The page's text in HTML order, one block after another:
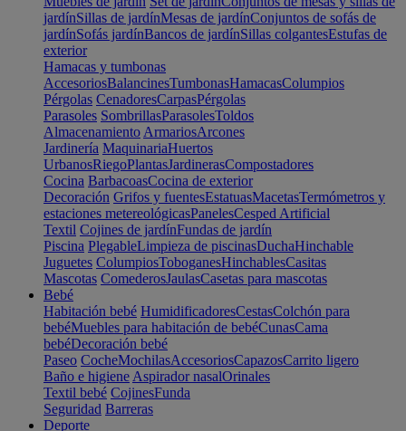
jardínSillas de jardínMesas de jardínConjuntos de sofás de
jardínSofás jardínBancos de jardínSillas colgantesEstufas de
exterior
Hamacas y tumbonas
AccesoriosBalancinesTumbonasHamacasColumpios
Pérgolas CenadoresCarpasPérgolas
Parasoles SombrillasParasolesToldos
Almacenamiento ArmariosArcones
Jardinería MaquinariaHuertos
UrbanosRiegoPlantasJardinerasCompostadores
Cocina BarbacoasCocina de exterior
Decoración Grifos y fuentesEstatuasMacetasTermómetros y
estaciones metereológicasPanelesCesped Artificial
Textil Cojines de jardínFundas de jardín
Piscina PlegableLimpieza de piscinasDuchaHinchable
Juguetes ColumpiosToboganesHinchablesCasitas
Mascotas ComederosJaulasCasetas para mascotas
Bebé
Habitación bebé HumidificadoresCestasColchón para
bebéMuebles para habitación de bebéCunasCama
bebéDecoración bebé
Paseo CocheMochilasAccesoriosCapazosCarrito ligero
Baño e higiene Aspirador nasalOrinales
Textil bebé CojinesFunda
Seguridad Barreras
Deporte